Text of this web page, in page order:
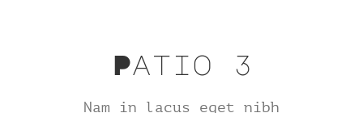
Patio 3
Nam in lacus eget nibh